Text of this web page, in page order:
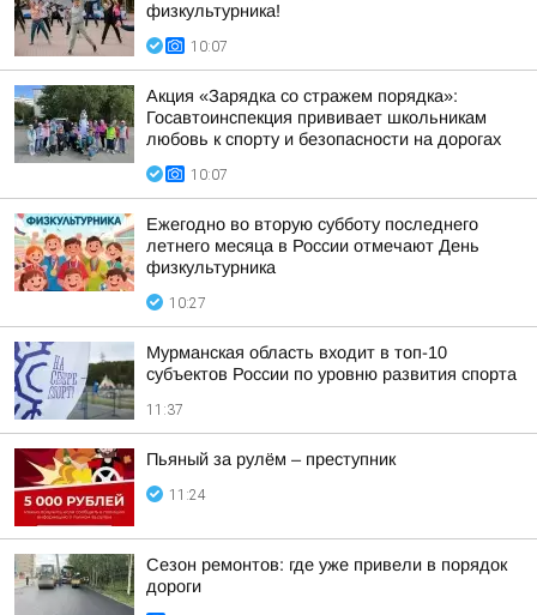
физкультурника!
10:07
Акция «Зарядка со стражем порядка»:
Госавтоинспекция прививает школьникам
любовь к спорту и безопасности на дорогах
10:07
Ежегодно во вторую субботу последнего
летнего месяца в России отмечают День
физкультурника
10:27
Мурманская область входит в топ-10
субъектов России по уровню развития спорта
11:37
Пьяный за рулём – преступник
11:24
Сезон ремонтов: где уже привели в порядок
дороги